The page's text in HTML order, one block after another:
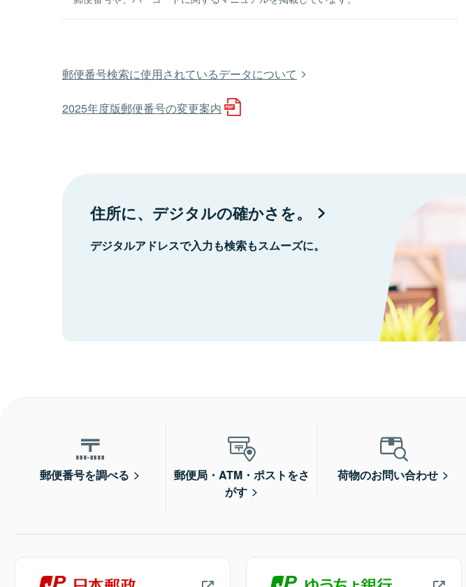
郵便番号検索に使用されているデータについて
2025年度版郵便番号の変更案内
住所に、デジタルの確かさを。
デジタルアドレスで入力も検索もスムーズに。
郵便番号を調べる
郵便局・ATM・ポストをさ
がす
荷物のお問い合わせ